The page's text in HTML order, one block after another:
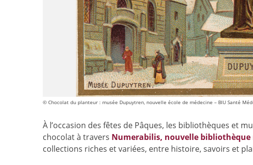
© Chocolat du planteur : musée Dupuytren, nouvelle école de médecine – BIU Santé
À l’occasion des fêtes de Pâques, les bibliothèques et
chocolat à travers Numerabilis, nouvelle
collections riches et variées, entre histoire, savoirs et